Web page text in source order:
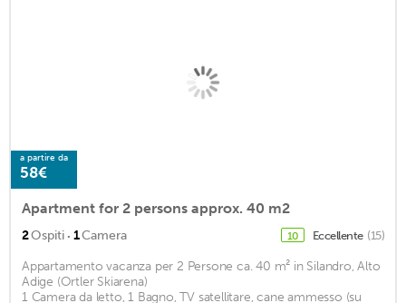
a partire da
58€
Apartment for 2 persons approx. 40 m2
2Ospiti · 1Camera 10 Eccellente (15)
Appartamento vacanza per 2 Persone ca. 40 m² in Silandro, Alto
Adige (Ortler Skiarena)
1 Camera da letto, 1 Bagno, TV satellitare, cane ammesso (su